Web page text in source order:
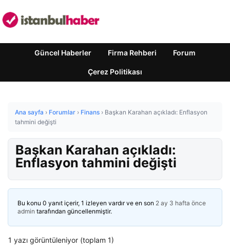
Güncel Haberler Firma Rehberi Forum
Çerez Politikası
Ana sayfa › Forumlar › Finans › Başkan Karahan açıkladı: Enflasyon
tahmini değişti
Başkan Karahan açıkladı:
Enflasyon tahmini değişti
Bu konu 0 yanıt içerir, 1 izleyen vardır ve en son 2 ay 3 hafta önce
admin tarafından güncellenmiştir.
1 yazı görüntüleniyor (toplam 1)